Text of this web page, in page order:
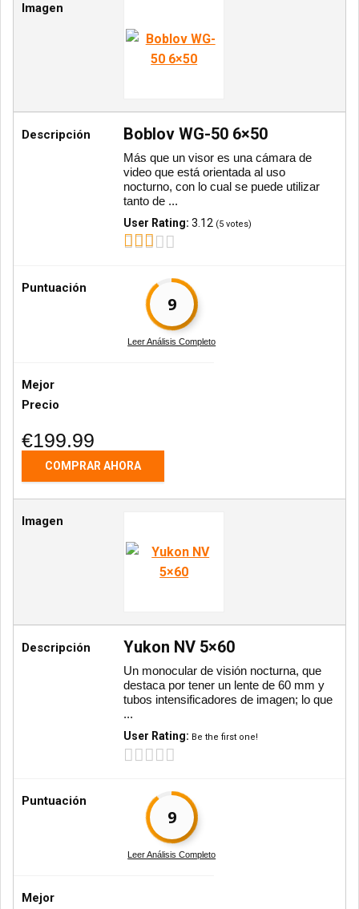
Imagen
Descripción Boblov WG-50 6×50
Más que un visor es una cámara de
video que está orientada al uso
nocturno, con lo cual se puede utilizar
tanto de ...
User Rating:3.12 (5 votes)
Puntuación
9
Leer Análisis Completo
Mejor
Precio
€199.99
COMPRAR AHORA
Imagen
Descripción Yukon NV 5×60
Un monocular de visión nocturna, que
destaca por tener un lente de 60 mm y
tubos intensificadores de imagen; lo que
...
User Rating: Be the first one!
Puntuación
9
Leer Análisis Completo
Mejor